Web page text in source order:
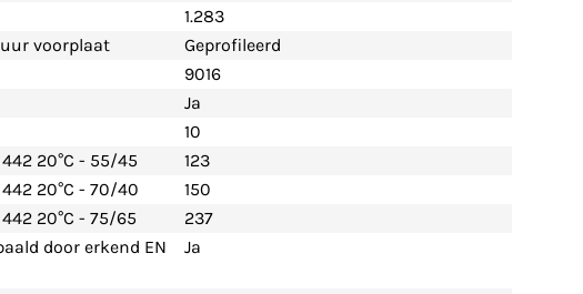
1.283
voorplaat
Geprofileerd
9016
Ja
10
20°C - 55/45
123
20°C - 70/40
150
20°C - 75/65
237
door erkend EN
Ja